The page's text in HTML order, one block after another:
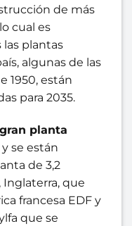
de más
cual es
las plantas
algunas de las
1950, están
para 2035.
planta
y se están
de 3,2
Inglaterra, que
francesa EDF y
que se